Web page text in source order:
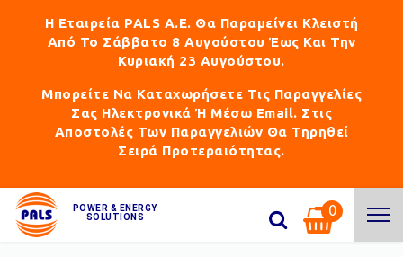
Η Εταιρεία PALS Α.Ε. Θα Παραμείνει Κλειστή
Από Το Σάββατο 8 Αυγούστου Έως Και Την
Κυριακή 23 Αυγούστου.
Μπορείτε Να Καταχωρήσετε Τις Παραγγελίες
Σας Ηλεκτρονικά Ή Μέσω Email. Στις
Αποστολές Των Παραγγελιών Θα Τηρηθεί
Σειρά Προτεραιότητας.
POWER & ENERGY
SOLUTIONS
0